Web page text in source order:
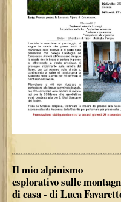
Il mio alpinismo
esplorativo sulle
di casa - di Luca